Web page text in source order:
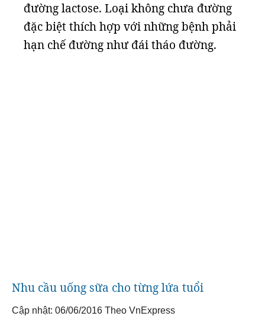
đường lactose. Loại không chưa đường
đặc biệt thích hợp với những bệnh phải
hạn chế đường như đái tháo đường.
Nhu cầu uống sữa cho từng lứa tuổi
Cập nhật: 06/06/2016 Theo VnExpress